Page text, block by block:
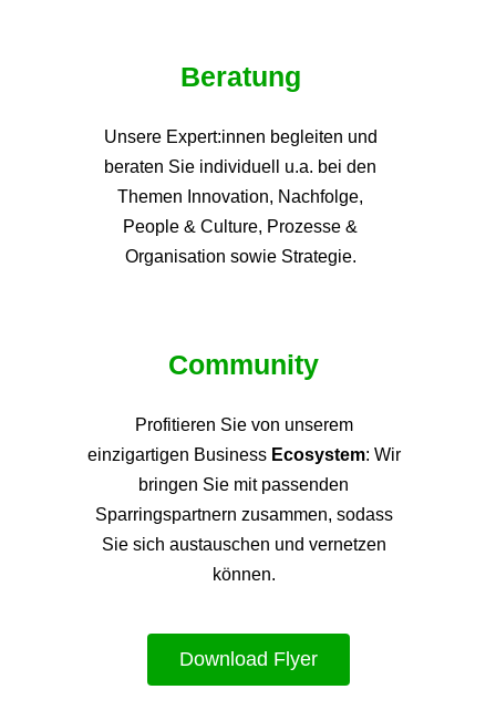
Beratung
Unsere Expert:innen begleiten und
beraten Sie individuell u.a. bei den
Themen Innovation, Nachfolge,
People & Culture, Prozesse &
Organisation sowie Strategie.
Community
Profitieren Sie von unserem
einzigartigen Business Ecosystem: Wir
bringen Sie mit passenden
Sparringspartnern zusammen, sodass
Sie sich austauschen und vernetzen
können.
Download Flyer